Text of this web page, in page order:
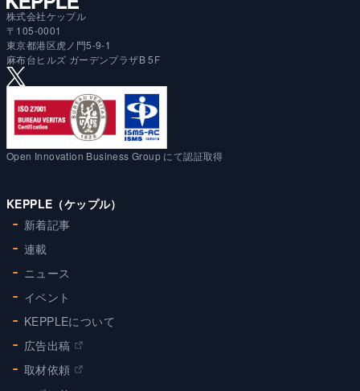
株式会社ケップル
〒105-0001
東京都港区虎ノ門5-9-1
麻布台ヒルズ ガーデンプラザB 5F
Open Innovation Business Group にて認証取得
KEPPLE（ケップル）
新着記事
連載
ニュース
イベント
KEPPLEについて
広告出稿
取材依頼